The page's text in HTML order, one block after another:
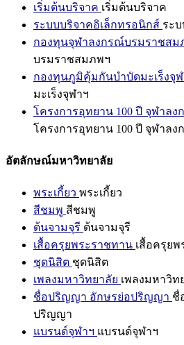
เริ่มต้นบริจาค เริ่มต้นบริจาค
ระบบบริจาคอิเล็กทรอนิกส์ ระ
กองทุนจุฬาลงกรณ์บรมราชสม
บรมราชสมภพฯ
กองทุนภูมิคุ้มกันบำบัดมะเร็งจุฬ
มะเร็งจุฬาฯ
โครงการอุทยาน 100 ปี จุฬาล
โครงการอุทยาน 100 ปี จุฬาล
อัตลักษณ์มหาวิทยาลัย
พระเกี้ยว พระเกี้ยว
สีชมพู สีชมพู
ต้นจามจุรี ต้นจามจุรี
เสื้อครุยพระราชทาน เสื้อครุย
ชุดนิสิต ชุดนิสิต
เพลงมหาวิทยาลัย เพลงมหาวิท
ชื่อปริญญา อักษรย่อปริญญา ชื่
ปริญญา
แบรนด์จุฬาฯ แบรนด์จุฬาฯ